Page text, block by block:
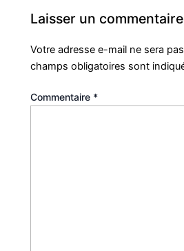
Laisser un commentaire
Votre adresse e-mail ne sera
champs obligatoires sont
Commentaire *